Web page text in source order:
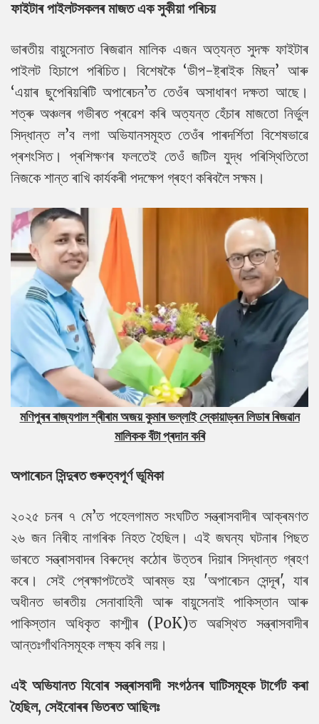
ফাইটাৰ পাইলটসকলৰ মাজত এক সুকীয়া পৰিচয়
ভাৰতীয় বায়ুসেনাত ৰিজৱান মালিক এজন অত্যন্ত সুদক্ষ ফাইটাৰ
পাইলট হিচাপে পৰিচিত। বিশেষকৈ ‘ডীপ-ষ্ট্ৰাইক মিছন’ আৰু
‘এয়াৰ ছুপেৰিয়ৰিটি অপাৰেচন’ত তেওঁৰ অসাধাৰণ দক্ষতা আছে।
শত্ৰু অঞ্চলৰ গভীৰত প্ৰৱেশ কৰি অত্যন্ত হেঁচাৰ মাজতো নিৰ্ভুল
সিদ্ধান্ত ল’ব লগা অভিযানসমূহত তেওঁৰ পাৰদৰ্শিতা বিশেষভাৱে
প্ৰশংসিত। প্ৰশিক্ষণৰ ফলতেই তেওঁ জটিল যুদ্ধ পৰিস্থিতিতো
নিজকে শান্ত ৰাখি কাৰ্যকৰী পদক্ষেপ গ্ৰহণ কৰিবলৈ সক্ষম।
মণিপুৰৰ ৰাজ্যপাল শ্ৰীৰাম অজয় ​​কুমাৰ ভল্লাইস্কোয়াড্ৰনলিডাৰৰিজৱান
মালিকক বঁটা প্ৰদান কৰি
অপাৰেচন সিন্দুৰত গুৰুত্বপূৰ্ণ ভূমিকা
২০২৫ চনৰ ৭ মে’ত পহেলগামত সংঘটিত সন্ত্ৰাসবাদীৰ আক্ৰমণত
২৬ জন নিৰীহ নাগৰিক নিহত হৈছিল। এই জঘন্য ঘটনাৰ পিছত
ভাৰতে সন্ত্ৰাসবাদৰ বিৰুদ্ধে কঠোৰ উত্তৰ দিয়াৰ সিদ্ধান্ত গ্ৰহণ
কৰে। সেই প্ৰেক্ষাপটতেই আৰম্ভ হয় 'অপাৰেচন সেন্দূৰ', যাৰ
অধীনত ভাৰতীয় সেনাবাহিনী আৰু বায়ুসেনাই পাকিস্তান আৰু
পাকিস্তান অধিকৃত কাশ্মীৰ (PoK)ত অৱস্থিত সন্ত্ৰাসবাদীৰ
আন্তঃগাঁথনিসমূহক লক্ষ্য কৰি লয়।
এই অভিযানত যিবোৰ সন্ত্ৰাসবাদী সংগঠনৰ ঘাটিসমূহক টাৰ্গেট কৰা
হৈছিল, সেইবোৰৰ ভিতৰত আছিলঃ